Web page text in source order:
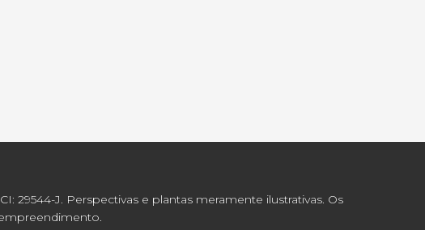
29544-J. Perspectivas e plantas meramente ilustrativas. Os